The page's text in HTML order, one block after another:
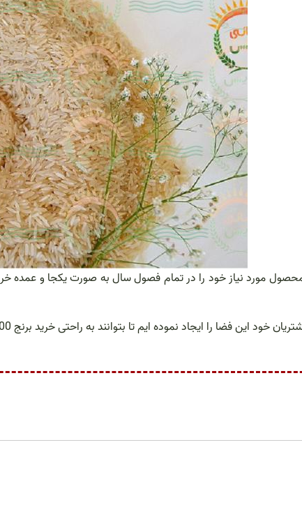
محصول مورد نیاز خود را در تمام فصول سال به صورت یکجا و
ایم تا بتوانند به راحتی خرید برنج 100کیلویی را به صورت مستقیم از کشاورزان خریداری نمایند.